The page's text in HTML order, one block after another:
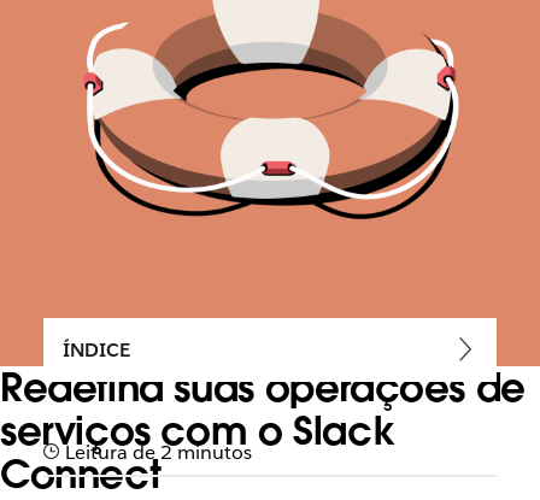
Redefina suas operações de
serviços com o Slack
Connect
ÍNDICE
Leitura de 2 minutos